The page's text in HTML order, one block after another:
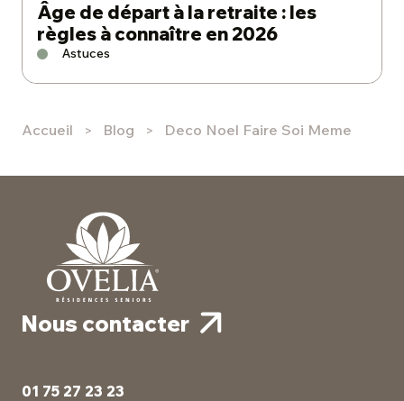
Âge de départ à la retraite : les
règles à connaître en 2026
Astuces
Accueil Blog Deco Noel Faire Soi Meme
Nous contacter
01 75 27 23 23